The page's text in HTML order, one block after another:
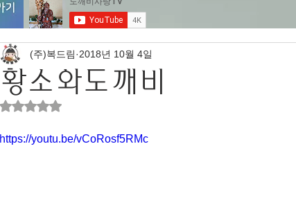
황소와도깨비
(주)복드림 2018년 10월 4일
별점 5점 중 NaN점을 주었습니다.
https://youtu.be/vCoRosf5RMc